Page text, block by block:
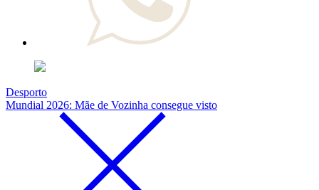
Desporto
Mundial 2026: Mãe de Vozinha consegue visto